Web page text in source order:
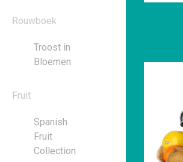
Rouwboek
Troost in
Bloemen
Fruit
Spanish
Fruit
Collection